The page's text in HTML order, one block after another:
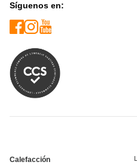
Síguenos en:
Calefacción